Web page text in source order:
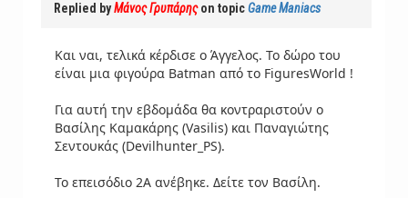
Replied byΜάνος Γρυπάρηςon topicGame Maniacs
Και ναι, τελικά κέρδισε ο Άγγελος. Το δώρο του
είναι μια φιγούρα Batman από το FiguresWorld !
Για αυτή την εβδομάδα θα κοντραριστούν ο
Βασίλης Καμακάρης (Vasilis) και Παναγιώτης
Σεντουκάς (Devilhunter_PS).
Το επεισόδιο 2Α ανέβηκε. Δείτε τον Βασίλη.